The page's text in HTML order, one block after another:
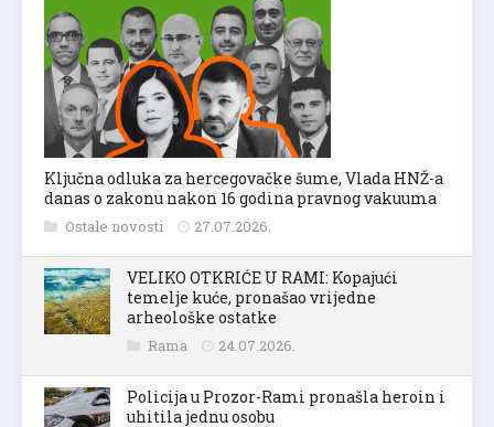
Ključna odluka za hercegovačke šume, Vlada HNŽ-a
danas o zakonu nakon 16 godina pravnog vakuuma
Ostale novosti 27.07.2026.
VELIKO OTKRIĆE U RAMI: Kopajući
temelje kuće, pronašao vrijedne
arheološke ostatke
Rama 24.07.2026.
Policija u Prozor-Rami pronašla heroin i
uhitila jednu osobu